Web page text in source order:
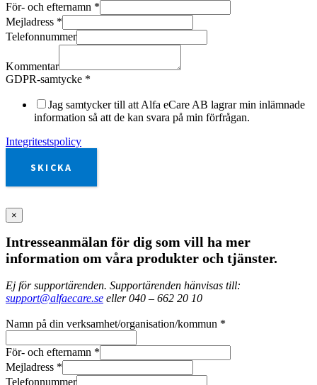
För- och efternamn *
Mejladress *
Telefonnummer
Kommentar
GDPR-samtycke *
Jag samtycker till att Alfa eCare AB lagrar min inlämnade
information så att de kan svara på min förfrågan.
Integritestspolicy
SKICKA
×
Intresseanmälan för dig som vill ha mer
information om våra produkter och tjänster.
Ej för supportärenden. Supportärenden hänvisas till:
support@alfaecare.se eller 040 – 662 20 10
Namn på din verksamhet/organisation/kommun *
För- och efternamn *
Mejladress *
Telefonnummer